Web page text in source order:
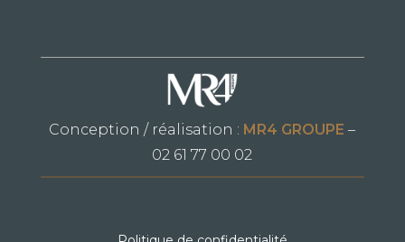
Conception / réalisation : MR4 GROUPE –
02 61 77 00 02